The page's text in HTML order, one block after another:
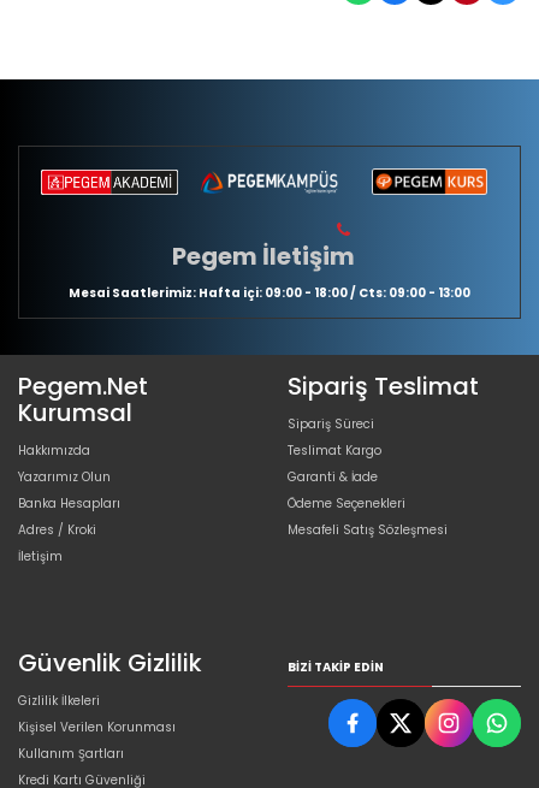
Pegem İletişim
Mesai Saatlerimiz: Hafta içi: 09:00 - 18:00 / Cts: 09:00 - 13:00
Pegem.Net
Kurumsal
Hakkımızda
Yazarımız Olun
Banka Hesapları
Adres / Kroki
İletişim
Sipariş Teslimat
Sipariş Süreci
Teslimat Kargo
Garanti & İade
Ödeme Seçenekleri
Mesafeli Satış Sözleşmesi
Güvenlik Gizlilik
Gizlilik İlkeleri
Kişisel Verilen Korunması
Kullanım Şartları
Kredi Kartı Güvenliği
BIZI TAKIP EDIN